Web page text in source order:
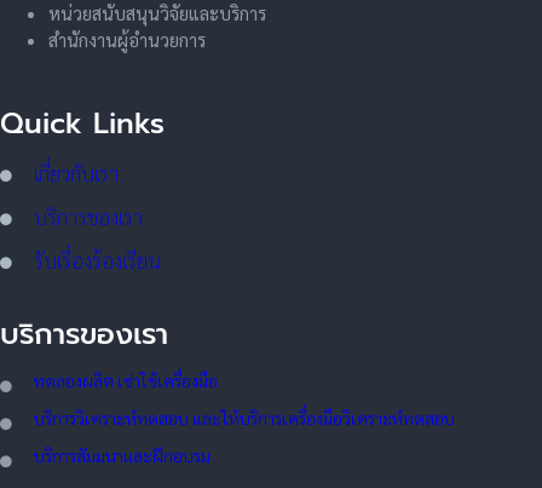
หน่วยสนับสนุนวิจัยและบริการ
สำนักงานผู้อำนวยการ
Quick Links
เกี่ยวกับเรา
บริการของเรา
รับเรื่องร้องเรียน
บริการของเรา
ทดลองผลิต เช่าใช้เครื่องมือ
บริการวิเคราะห์ทดสอบ และให้บริการเครื่องมือวิเคราะห์ทดสอบ
บริการสัมมนาและฝึกอบรม